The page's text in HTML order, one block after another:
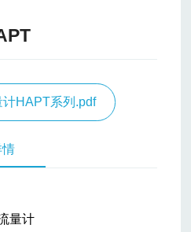
HAPT系列.pdf
情
量计